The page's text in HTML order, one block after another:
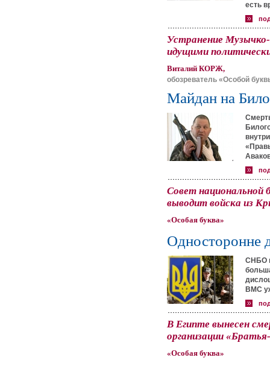
есть
Устранение
идущими
Виталий КОРЖ,
обозреватель «Особой
Майдан на
Совет национальной
выводит войска из
«Особая буква»
Односторонне
СНБО
ВМС
В Египте вынесен
организации
«Особая буква»